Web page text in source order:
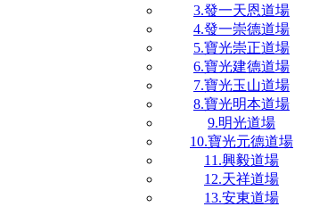
3.發一天恩道場
4.發一崇德道場
5.寶光崇正道場
6.寶光建德道場
7.寶光玉山道場
8.寶光明本道場
9.明光道場
10.寶光元德道場
11.興毅道場
12.天祥道場
13.安東道場